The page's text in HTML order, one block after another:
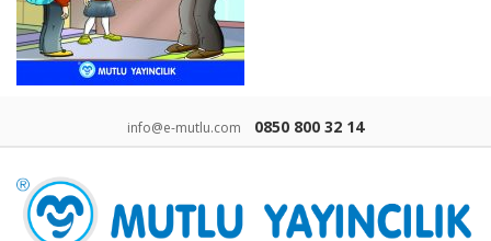
info@e-mutlu.com 0850 800 32 14